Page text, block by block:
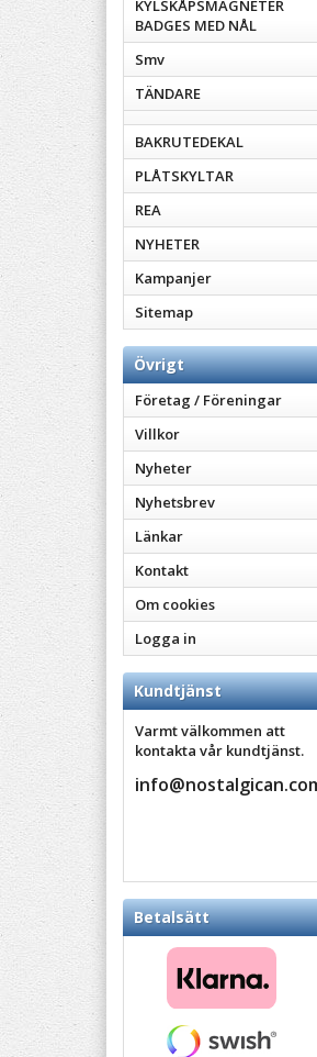
KYLSKÅPSMAGNETER
BADGES MED NÅL
Smv
TÄNDARE
BAKRUTEDEKAL
PLÅTSKYLTAR
REA
NYHETER
Kampanjer
Sitemap
Övrigt
Företag / Föreningar
Villkor
Nyheter
Nyhetsbrev
Länkar
Kontakt
Om cookies
Logga in
Kundtjänst
Varmt välkommen att
kontakta vår kundtjänst.
Betalsätt